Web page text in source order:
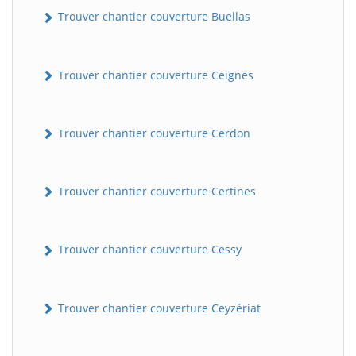
Trouver chantier couverture Buellas
Trouver chantier couverture Ceignes
Trouver chantier couverture Cerdon
Trouver chantier couverture Certines
Trouver chantier couverture Cessy
Trouver chantier couverture Ceyzériat